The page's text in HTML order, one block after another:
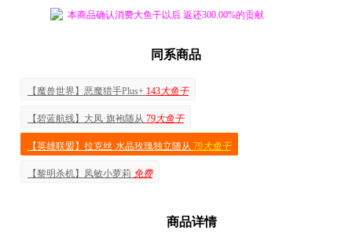
本商品确认消费大鱼干以后 返还300.00%的贡献
同系商品
【魔兽世界】恶魔猎手Plus+ 143大鱼干
【碧蓝航线】大凤·旗袍随从 79大鱼干
【英雄联盟】拉克丝·水晶玫瑰独立随从 79大鱼干
【黎明杀机】凤敏小萝莉 免费
商品详情